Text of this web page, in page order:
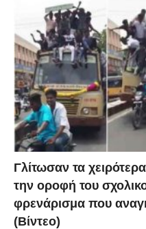
Γλίτωσαν τα
την οροφή του
φρενάρισμα που
(Βίντεο)